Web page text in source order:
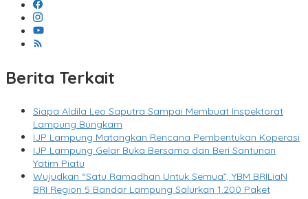
Berita Terkait
Siapa Aldila Leo Saputra Sampai Membuat Inspektorat
Lampung Bungkam
IJP Lampung Matangkan Rencana Pembentukan Koperasi
IJP Lampung Gelar Buka Bersama dan Beri Santunan
Yatim Piatu
Wujudkan “Satu Ramadhan Untuk Semua”, YBM BRILiaN
BRI Region 5 Bandar Lampung Salurkan 1.200 Paket